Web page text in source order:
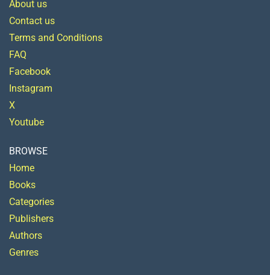
About us
Contact us
Terms and Conditions
FAQ
Facebook
Instagram
X
Youtube
BROWSE
Home
Books
Categories
Publishers
Authors
Genres